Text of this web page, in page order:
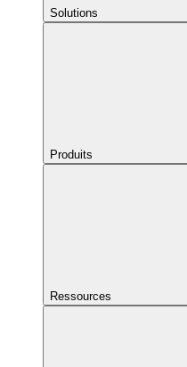
Solutions
Produits
Ressources